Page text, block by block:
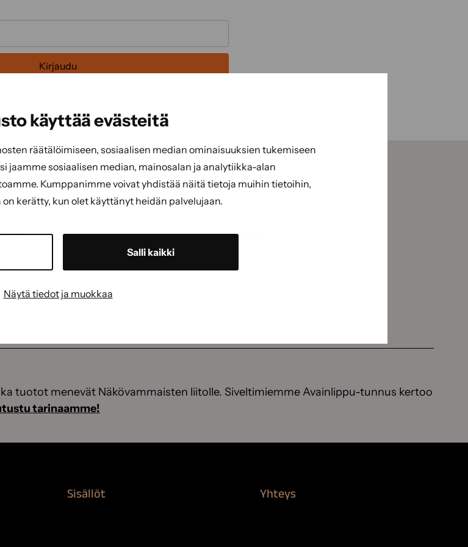
käyttää evästeitä
räätälöimiseen, sosiaalisen median ominaisuuksien tukemiseen
jaamme sosiaalisen median, mainosalan ja analytiikka-alan
Kumppanimme voivat yhdistää näitä tietoja muihin tietoihin,
kerätty, kun olet käyttänyt heidän palvelujaan.
Salli kaikki
Näytä tiedot ja muokkaa
Kirjaudu
parhaat vinkit, ohjeet ja tarjoukset suoraan sähköpostiisi.
tietosuojaselosteenmukaisesti. (Pakollinen)
tuotot menevät Näkövammaisten liitolle. Siveltimiemme Avainlippu-tunnus kertoo
tarinaamme!
Sisällöt Yhteys